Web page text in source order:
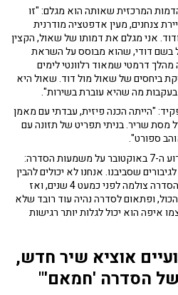
המרכזית שאותה הוא מגלם: "זו
צנחנים, מעין אדפטציה מודרנית
אני מגלם את דמותו של שאול, הקצין
בשם דודי, שהוא מבוסס על השראת
דרמטי שמאוד רלוונטי לימים
ביחסים של שאול מול דוד. שאול היא
מה שהיא עוברת בשירות".
"הייתה הכנה פיזית, עבדתי עם מאמן
מסת שריר. בניתי תפריט של תזונה עם
ספורט".
בהמשך, גד תיאר את השפעת אירוע ה-7 באוקטובר על משמעות הסדרה:
שסביבנו. אנחנו לא יכולים להבין
עד הסוף את ההתמודדות שלהם. הסדרה צולמה לפני כמעט 4 שנים, ואז
את הכול, ופתאום לסדרה נהיה עוד רובד שלא
איפה הוא יכול לגלות יותר רגישות
אוציא שיר חדש,
הסדרה 'חמאם'"